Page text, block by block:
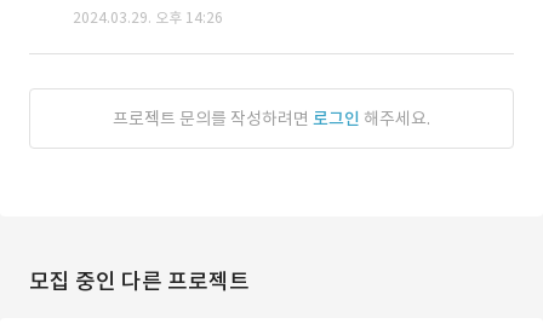
2024.03.29. 오후 14:26
프로젝트 문의를 작성하려면 로그인 해주세요.
모집 중인 다른 프로젝트